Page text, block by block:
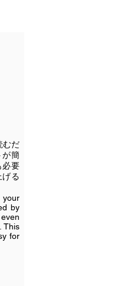
むだ
が簡
必要
げる
by
This
for